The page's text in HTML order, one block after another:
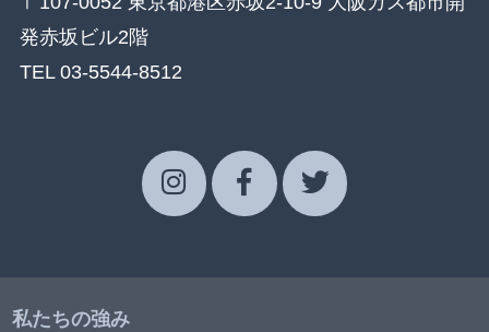
発赤坂ビル2階
TEL 03-5544-8512
私たちの強み